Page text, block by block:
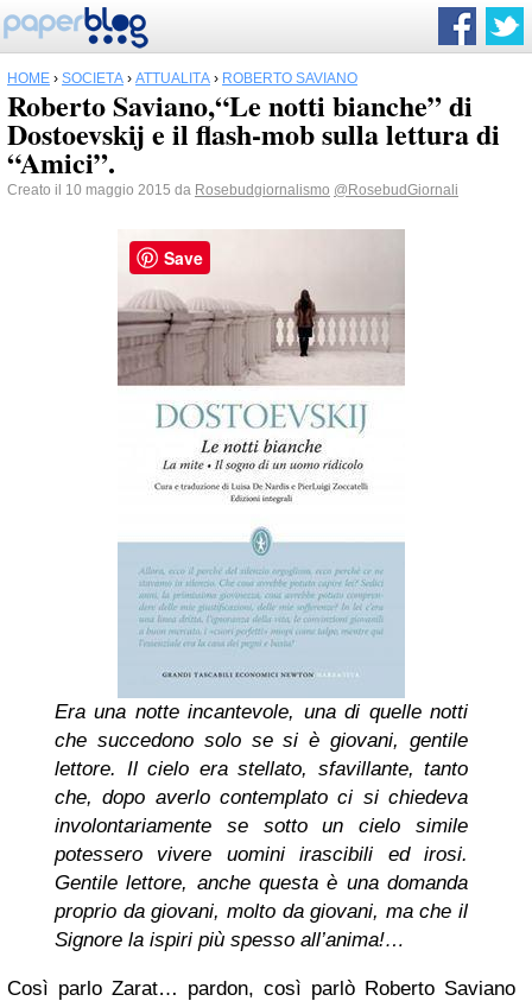
HOME › SOCIETÀ › ATTUALITÀ › ROBERTO SAVIANO
Roberto Saviano,“Le notti bianche” di
Dostoevskij e il flash-mob sulla lettura di
“Amici”.
Creato il 10 maggio 2015 da Rosebudgiornalismo @RosebudGiornali
Era una notte incantevole, una di quelle notti
che succedono solo se si è giovani, gentile
lettore. Il cielo era stellato, sfavillante, tanto
che, dopo averlo contemplato ci si chiedeva
involontariamente se sotto un cielo simile
potessero vivere uomini irascibili ed irosi.
Gentile lettore, anche questa è una domanda
proprio da giovani, molto da giovani, ma che il
Signore la ispiri più spesso all’anima!…
Così parlo Zarat… pardon, così parlò Roberto Saviano
Save